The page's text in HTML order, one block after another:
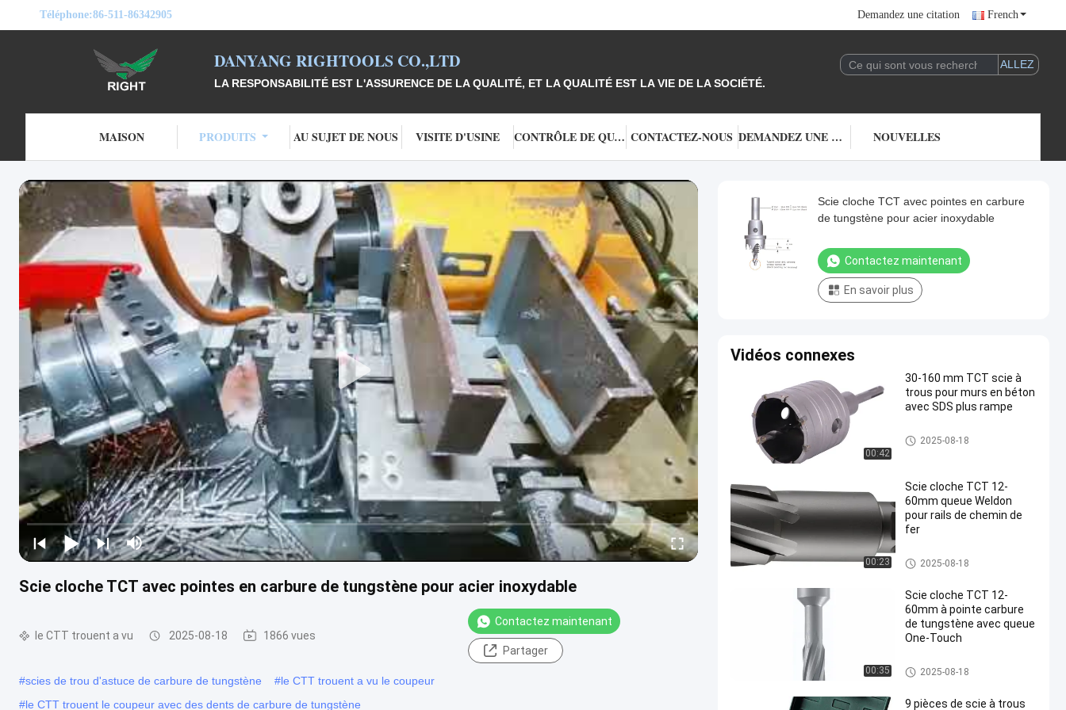
Téléphone:86-511-86342905 Demandez une citation French
DANYANG RIGHTOOLS CO.,LTD
LA RESPONSABILITÉ EST L'ASSURENCE DE LA QUALITÉ, ET LA QUALITÉ EST LA VIE DE LA SOCIÉTÉ.
MAISON PRODUITS AU SUJET DE NOUS VISITE D'USINE CONTRÔLE DE QUALITÉ CONTACTEZ-NOUS DEMANDEZ UNE CITATION NOUVELLES
Scie cloche TCT avec pointes en carbure de tungstène pour acier inoxydable
le CTT trouent a vu 2025-08-18 1866 vues
Contactez maintenant
Partager
#scies de trou d'astuce de carbure de tungstène #le CTT trouent a vu le coupeur
#le CTT trouent le coupeur avec des dents de carbure de tungstène
Scie cloche TCT avec pointes en carbure
de tungstène pour acier inoxydable
Contactez maintenant
En savoir plus
Vidéos connexes
00:42
30-160 mm TCT scie à
trous pour murs en béton
avec SDS plus rampe
le CTT trouent a vu
2025-08-18
00:23
Scie cloche TCT 12-
60mm queue Weldon
pour rails de chemin de
fer
le CTT trouent a vu
2025-08-18
00:35
Scie cloche TCT 12-
60mm à pointe carbure
de tungstène avec queue
One-Touch
le CTT trouent a vu
2025-08-18
9 pièces de scie à trous